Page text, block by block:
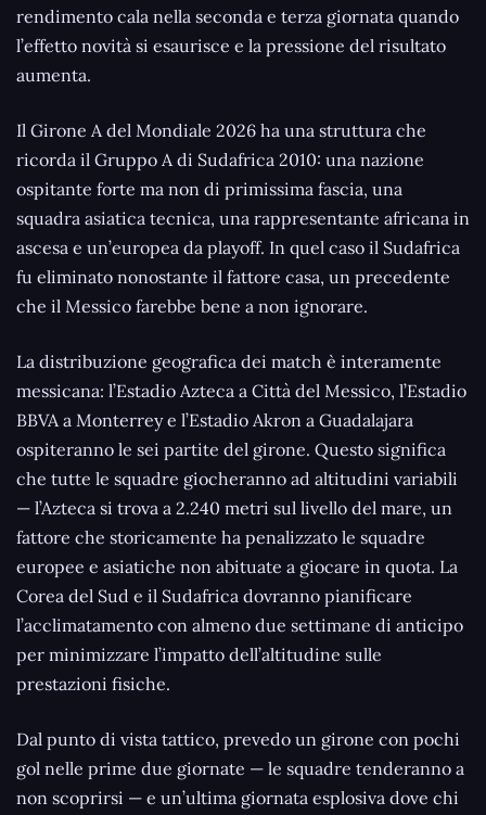
rendimento cala nella seconda e terza giornata quando
l’effetto novità si esaurisce e la pressione del risultato
aumenta.
Il Girone A del Mondiale 2026 ha una struttura che
ricorda il Gruppo A di Sudafrica 2010: una nazione
ospitante forte ma non di primissima fascia, una
squadra asiatica tecnica, una rappresentante africana in
ascesa e un’europea da playoff. In quel caso il Sudafrica
fu eliminato nonostante il fattore casa, un precedente
che il Messico farebbe bene a non ignorare.
La distribuzione geografica dei match è interamente
messicana: l’Estadio Azteca a Città del Messico, l’Estadio
BBVA a Monterrey e l’Estadio Akron a Guadalajara
ospiteranno le sei partite del girone. Questo significa
che tutte le squadre giocheranno ad altitudini variabili
— l’Azteca si trova a 2.240 metri sul livello del mare, un
fattore che storicamente ha penalizzato le squadre
europee e asiatiche non abituate a giocare in quota. La
Corea del Sud e il Sudafrica dovranno pianificare
l’acclimatamento con almeno due settimane di anticipo
per minimizzare l’impatto dell’altitudine sulle
prestazioni fisiche.
Dal punto di vista tattico, prevedo un girone con pochi
gol nelle prime due giornate — le squadre tenderanno a
non scoprirsi — e un’ultima giornata esplosiva dove chi